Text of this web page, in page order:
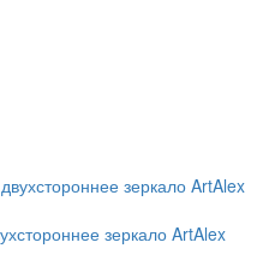
зеркало ArtAlex